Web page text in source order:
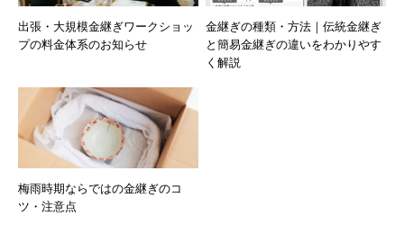
出張・大規模金継ぎワークショッ
プの料金体系のお知らせ
金継ぎの種類・方法｜伝統金継ぎ
と簡易金継ぎの違いをわかりやす
く解説
梅雨時期ならではの金継ぎのコ
ツ・注意点